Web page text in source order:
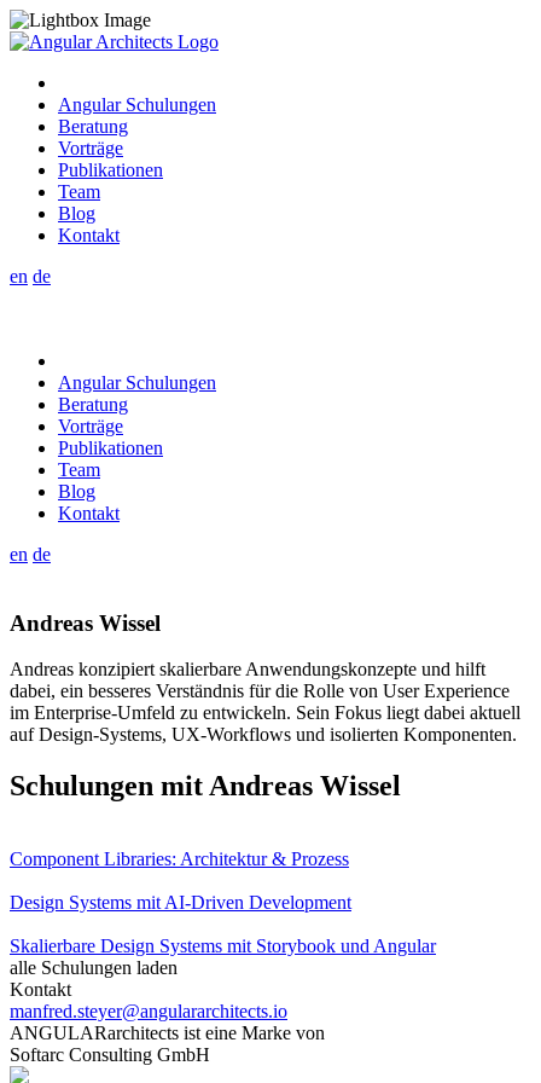
Angular Schulungen
Beratung
Vorträge
Publikationen
Team
Blog
Kontakt
en de
Angular Schulungen
Beratung
Vorträge
Publikationen
Team
Blog
Kontakt
en de
Andreas Wissel
Andreas konzipiert skalierbare Anwendungskonzepte und hilft
dabei, ein besseres Verständnis für die Rolle von User Experience
im Enterprise-Umfeld zu entwickeln. Sein Fokus liegt dabei aktuell
auf Design-Systems, UX-Workflows und isolierten Komponenten.
Schulungen mit Andreas Wissel
Component Libraries: Architektur & Prozess
Design Systems mit AI-Driven Development
Skalierbare Design Systems mit Storybook und Angular
alle Schulungen laden
Kontakt
manfred.steyer@angulararchitects.io
ANGULARarchitects ist eine Marke von
Softarc Consulting GmbH